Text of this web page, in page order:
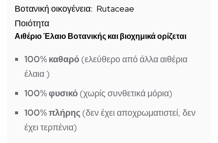
Βοτανική οικογένεια: Rutaceae
Ποιότητα
Αιθέριο Έλαιο Βοτανικής και βιοχημικά ορίζεται
100% καθαρό(ελεύθερο από άλλα αιθέρια
έλαια )
100% φυσικό(χωρίς συνθετικά μόρια)
100% πλήρης(δεν έχει αποχρωματιστεί, δεν
έχει τερπένια)